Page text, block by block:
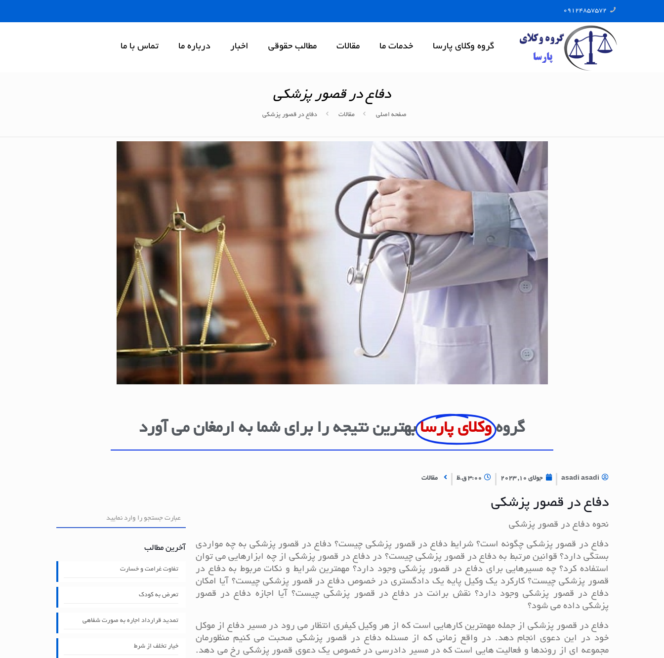
09124857572
گروه وکلای پارسا خدمات ما مقالات مطالب حقوقی اخبار درباره ما تماس با ما
دفاع در قصور پزشکی
صفحه اصلی مقالات دفاع در قصور پزشکی
گروه وکلای پارسا بهترین نتیجه را برای شما به ارمغان می آورد
asadi asadi جولای 10, 2023 3:00 ق.ظ مقالات
دفاع در قصور پزشکی
نحوه دفاع در قصور پزشکی
دفاع در قصور پزشکی چگونه است؟ شرایط دفاع در قصور پزشکی چیست؟ دفاع در قصور پزشکی به چه مواردی
بستگی دارد؟ قوانین مرتبط به دفاع در قصور پزشکی چیست؟ در دفاع در قصور پزشکی از چه ابزارهایی می توان
استفاده کرد؟ چه مسیرهایی برای دفاع در قصور پزشکی وجود دارد؟ مهمترین شرایط و نکات مربوط به دفاع در
قصور پزشکی چیست؟ کارکرد یک وکیل پایه یک دادگستری در خصوص دفاع در قصور پزشکی چیست؟ آیا امکان
دفاع در قصور پزشکی وجود دارد؟ نقش برائت در دفاع در قصور پزشکی چیست؟ آیا اجازه دفاع در قصور
پزشکی داده می شود؟
دفاع در قصور پزشکی از جمله مهمترین کارهایی است که از هر وکیل کیفری انتظار می رود در مسیر دفاع از موکل
خود در این دعوی انجام دهد. در واقع زمانی که از مسئله دفاع در قصور پزشکی صحبت می کنیم منظورمان
مجموعه ای از روندها و فعالیت هایی است که در مسیر دادرسی در خصوص یک دعوی قصور پزشکی رخ می دهد.
آخرین مطالب
تفاوت غرامت و خسارت
تعرض به کودک
تمدید قرارداد اجاره به صورت شفاهی
خیار تخلف از شرط